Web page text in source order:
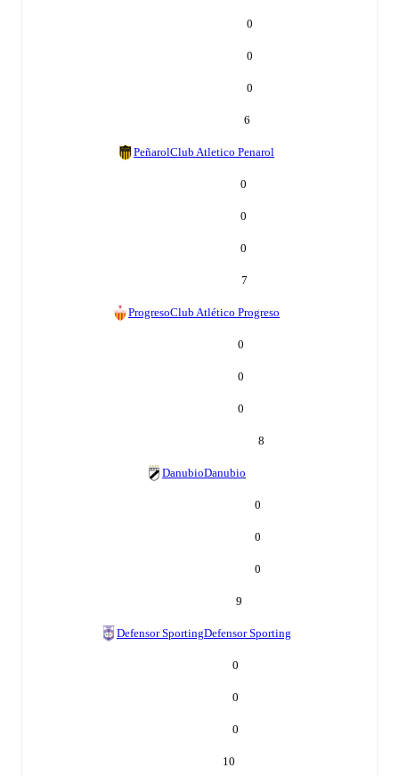
0
0
0
6
PeñarolClub Atletico Penarol
0
0
0
7
ProgresoClub Atlético Progreso
0
0
0
8
DanubioDanubio
0
0
0
9
Defensor SportingDefensor Sporting
0
0
0
10